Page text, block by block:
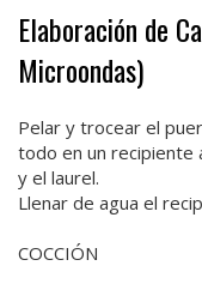
Elaboración de
Microondas)
Pelar y trocear el
todo en un recipiente
y el laurel.
Llenar de agua el
COCCIÓN